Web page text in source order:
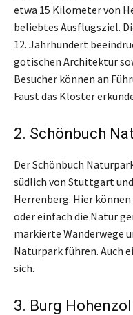
etwa 15 Kilometer von
beliebtes Ausflugsziel.
12. Jahrhundert
gotischen Architektur
Besucher können an
Faust das Kloster
2. Schönbuch
Der Schönbuch
südlich von Stuttgart
Herrenberg. Hier
oder einfach die Natur
markierte Wanderwege
Naturpark führen. Auch
sich.
3. Burg